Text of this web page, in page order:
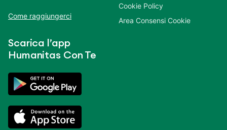
Come raggiungerci
Scarica l’app
Humanitas Con Te
Cookie Policy
Area Consensi Cookie